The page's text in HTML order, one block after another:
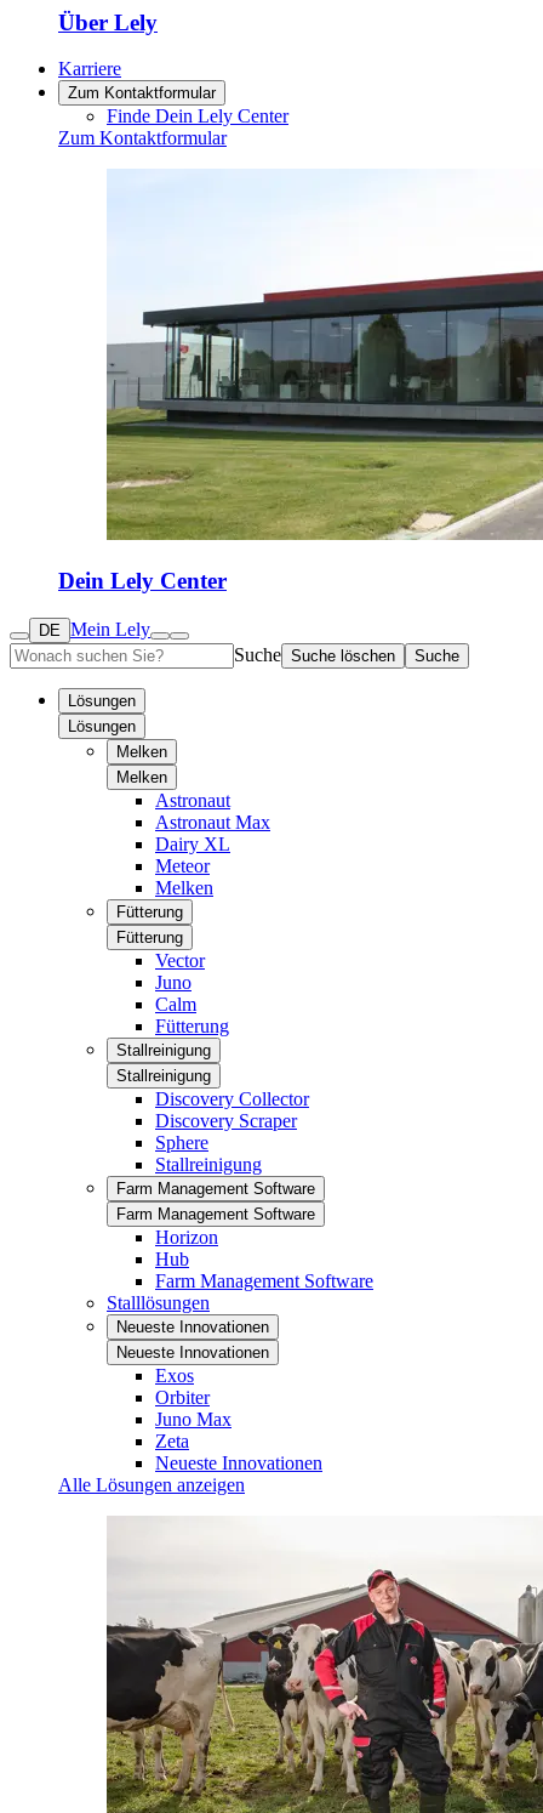
Über Lely
Karriere
Zum Kontaktformular
Finde Dein Lely Center
Zum Kontaktformular
Dein Lely Center
DE Mein Lely
Suche Suche löschen Suche
Lösungen
Lösungen
Melken
Melken
Astronaut
Astronaut Max
Dairy XL
Meteor
Melken
Fütterung
Fütterung
Vector
Juno
Calm
Fütterung
Stallreinigung
Stallreinigung
Discovery Collector
Discovery Scraper
Sphere
Stallreinigung
Farm Management Software
Farm Management Software
Horizon
Hub
Farm Management Software
Stalllösungen
Neueste Innovationen
Neueste Innovationen
Exos
Orbiter
Juno Max
Zeta
Neueste Innovationen
Alle Lösungen anzeigen